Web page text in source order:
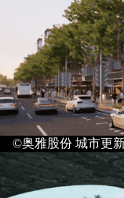
©奥雅股份 城市更